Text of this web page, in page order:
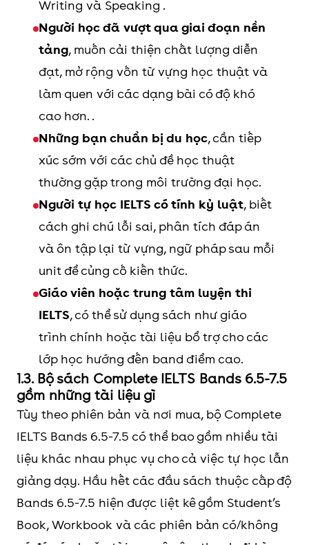
Writing và Speaking .
Người học đã vượt qua giai đoạn nền
tảng, muốn cải thiện chất lượng diễn
đạt, mở rộng vốn từ vựng học thuật và
làm quen với các dạng bài có độ khó
cao hơn. .
Những bạn chuẩn bị du học, cần tiếp
xúc sớm với các chủ đề học thuật
thường gặp trong môi trường đại học.
Người tự học IELTS có tính kỷ luật, biết
cách ghi chú lỗi sai, phân tích đáp án
và ôn tập lại từ vựng, ngữ pháp sau mỗi
unit để củng cố kiến thức.
Giáo viên hoặc trung tâm luyện thi
IELTS, có thể sử dụng sách như giáo
trình chính hoặc tài liệu bổ trợ cho các
lớp học hướng đến band điểm cao.
1.3. Bộ sách Complete IELTS Bands 6.5-7.5
gồm những tài liệu gì
Tùy theo phiên bản và nơi mua, bộ Complete
IELTS Bands 6.5-7.5 có thể bao gồm nhiều tài
liệu khác nhau phục vụ cho cả việc tự học lẫn
giảng dạy. Hầu hết các đầu sách thuộc cấp độ
Bands 6.5-7.5 hiện được liệt kê gồm Student’s
Book, Workbook và các phiên bản có/không